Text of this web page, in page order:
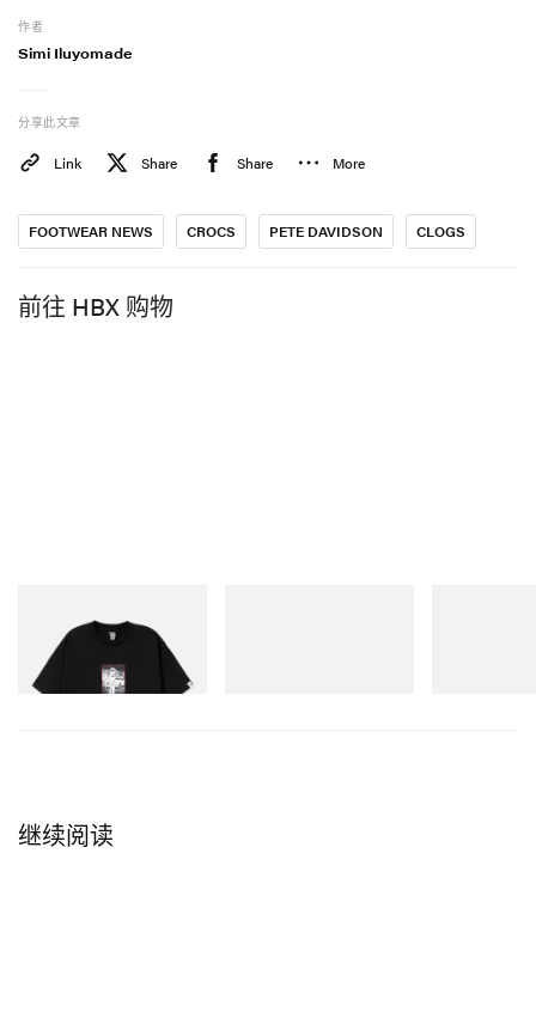
作者
Simi Iluyomade
分享此文章
Link Share Share More
FOOTWEAR NEWS CROCS PETE DAVIDSON CLOGS
前往 HBX 购物
Billionaire Boys Club X
Initial D Cotton T-Shirt 1
立刻购入
继续阅读